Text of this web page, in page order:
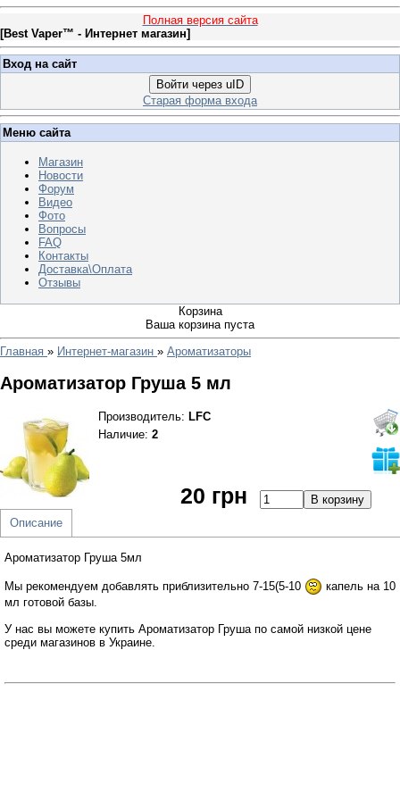
Полная версия сайта
[Best Vaper™ - Интернет магазин]
Вход на сайт
Войти через uID
Старая форма входа
Меню сайта
Магазин
Новости
Форум
Видео
Фото
Вопросы
FAQ
Контакты
Доставка\Оплата
Отзывы
Корзина
Ваша корзина пуста
Главная » Интернет-магазин » Ароматизаторы
Ароматизатор Груша 5 мл
Производитель: LFC
Наличие: 2
20 грн
Описание
Ароматизатор Груша 5мл​
Мы рекомендуем добавлять приблизительно 7-15(5-10
капель на 10
мл готовой базы.
У нас вы можете купить Ароматизатор Груша по самой низкой цене
среди магазинов в Украине.